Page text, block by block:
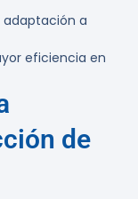
a
eficiencia en
de